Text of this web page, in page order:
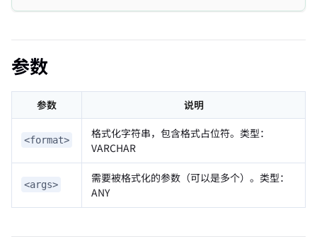
参数
参数 说明
<format>
格式化字符串，包含格式占位符。类型：
VARCHAR
<args>
需要被格式化的参数（可以是多个）。类型：
ANY